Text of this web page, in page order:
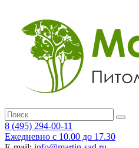
8 (495) 294-00-11
Ежедневно с 10.00 до 17.30